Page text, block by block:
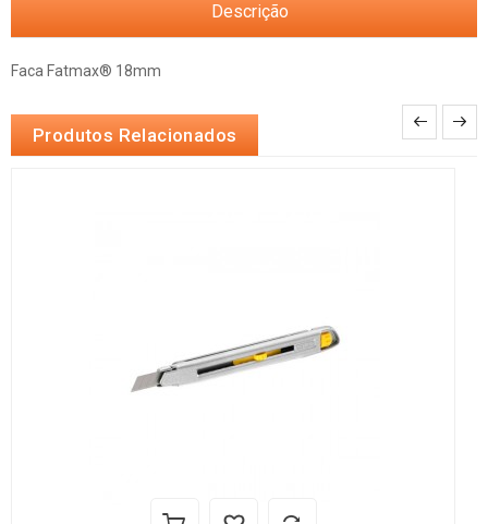
Descrição
Faca Fatmax® 18mm
Produtos Relacionados